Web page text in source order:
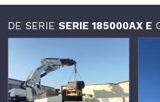
DE SERIESERIE 185000AX E